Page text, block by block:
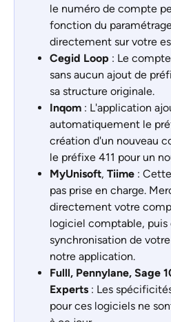
le numéro de compte
fonction du
directement sur votre
Cegid Loop : Le
sans aucun ajout de
sa structure originale.
Inqom : L'application
automatiquement le
création d'un nouveau
le préfixe 411 pour un
MyUnisoft, Tiime :
pas prise en charge.
directement votre
logiciel comptable, puis
synchronisation de
notre application.
Fulll, Pennylane, Sage
Experts : Les
pour ces logiciels ne